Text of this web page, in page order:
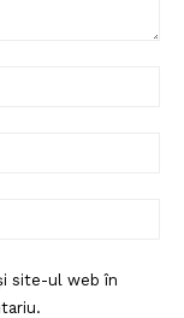
site-ul web în